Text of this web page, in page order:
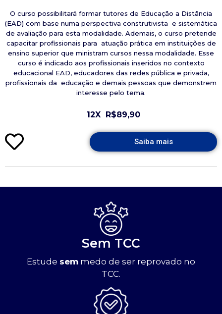
O curso possibilitará formar tutores de Educação a Distância
(EAD) com base numa perspectiva construtivista e sistemática
de avaliação para esta modalidade. Ademais, o curso pretende
capacitar profissionais para atuação prática em instituições de
ensino superior que ministram cursos nessa modalidade. Esse
curso é indicado aos profissionais inseridos no contexto
educacional EAD, educadores das redes pública e privada,
profissionais da educação e demais pessoas que demonstrem
interesse pelo tema.
12X R$89,90
Saiba mais
Sem TCC
Estude sem medo de ser reprovado no
TCC.